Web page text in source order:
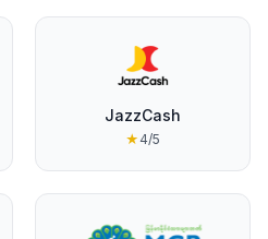
JazzCash
★ 4/5